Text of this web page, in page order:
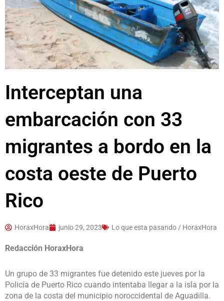
Interceptan una
embarcación con 33
migrantes a bordo en la
costa oeste de Puerto
Rico
HoraxHora junio 29, 2023 Lo que esta pasando / HoraxHora
Redacción HoraxHora
Un grupo de 33 migrantes fue detenido este jueves por la
Policía de Puerto Rico cuando intentaba llegar a la isla por la
zona de la costa del municipio noroccidental de Aguadilla.